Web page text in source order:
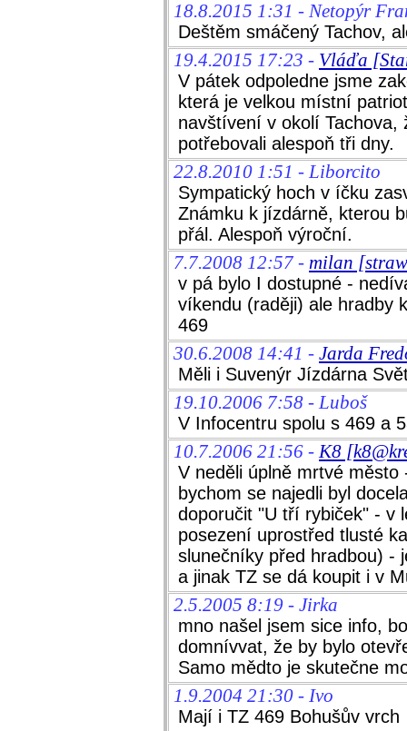
18.8.2015 1:31 - Netopýr
Deštěm smáčený Tachov,
19.4.2015 17:23 - Vláďa
V pátek odpoledne jsme
která je velkou místní
navštívení v okolí Tachova,
potřebovali alespoň tři dny.
22.8.2010 1:51 - Liborcito
Sympatický hoch v íčku
Známku k jízdárně, kterou
přál. Alespoň výroční.
7.7.2008 12:57 - milan
v pá bylo I dostupné -
víkendu (raději) ale hradby
469
30.6.2008 14:41 - Jarda
Měli i Suvenýr Jízdárna
19.10.2006 7:58 - Luboš
V Infocentru spolu s 469 a
10.7.2006 21:56 - K8
V neděli úplně mrtvé
bychom se najedli byl
doporučit "U tří rybiček" - v
posezení uprostřed tlusté
slunečníky před hradbou) -
a jinak TZ se dá koupit i v
2.5.2005 8:19 - Jirka
mno našel jsem sice info,
domnívvat, že by bylo
Samo mědto je skutečne
1.9.2004 21:30 - Ivo
Mají i TZ 469 Bohušův vrch